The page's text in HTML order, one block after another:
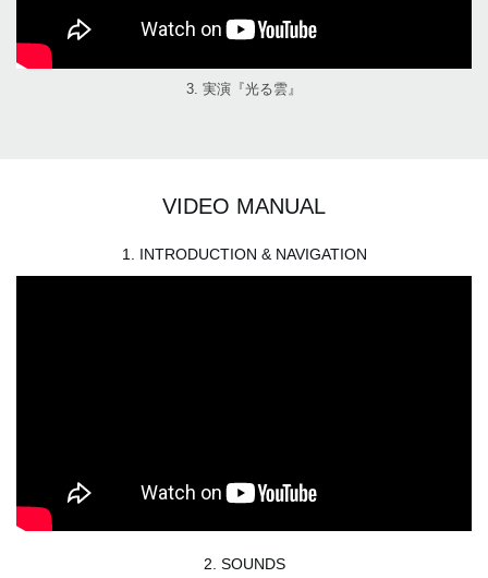
3. 実演『光る雲』
VIDEO MANUAL
1. INTRODUCTION & NAVIGATION
2. SOUNDS